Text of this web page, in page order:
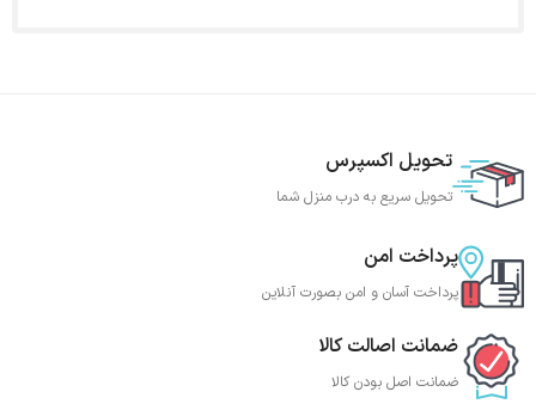
تحویل اکسپرس
تحویل سریع به درب منزل شما
پرداخت امن
پرداخت آسان و امن بصورت آنلاین
ضمانت اصالت کالا
ضمانت اصل بودن کالا